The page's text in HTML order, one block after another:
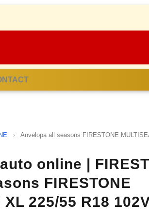
›
Anvelopa all seasons FIRESTONE
online |
FIRESTONE
XL 225/55 R18